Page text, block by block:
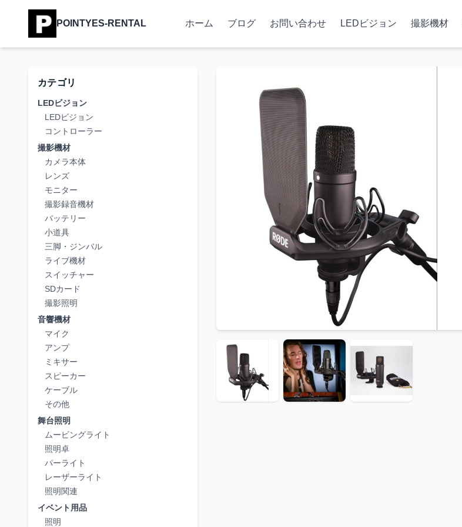
POINTYES-RENTAL ホーム ブログ お問い合わせ LEDビジョン 撮影機材
カテゴリ
LEDビジョン
LEDビジョン
コントローラー
撮影機材
カメラ本体
レンズ
モニター
撮影録音機材
バッテリー
小道具
三脚・ジンバル
ライブ機材
スイッチャー
SDカード
撮影照明
音響機材
マイク
アンプ
ミキサー
スピーカー
ケーブル
その他
舞台照明
ムービングライト
照明卓
パーライト
レーザーライト
照明関連
イベント用品
照明